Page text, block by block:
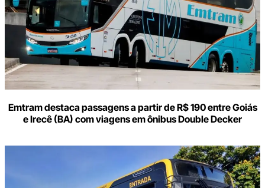
Emtram destaca passagens a partir de R$ 190 entre Goiás
e Irecê (BA) com viagens em ônibus Double Decker